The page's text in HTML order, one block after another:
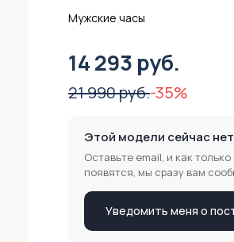
Мужские часы
14 293 руб.
21 990 руб.-35%
Этой модели сейчас
Оставьте email, и как
появятся, мы сразу вам
Уведомить меня о